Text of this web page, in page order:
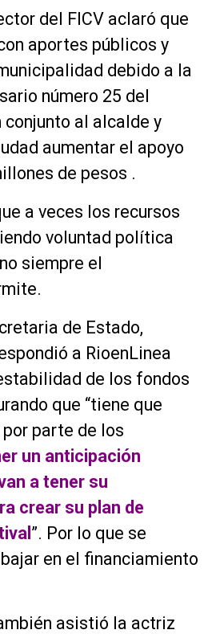
del FICV aclaró que
aportes públicos y
debido a la
número 25 del
al alcalde y
aumentar el apoyo
de pesos .
a veces los recursos
voluntad política
siempre el
de Estado,
a RioenLinea
de los fondos
que “tiene que
parte de los
un anticipación
a tener su
crear su plan de
”. Por lo que se
en el financiamiento
asistió la actriz